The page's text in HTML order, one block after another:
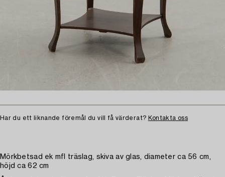
Har du ett liknande föremål du vill få värderat? Kontakta oss
Mörkbetsad ek mfl träslag, skiva av glas, diameter ca 56 cm,
höjd ca 62 cm